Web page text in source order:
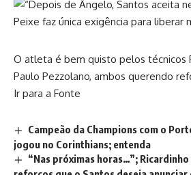
O atleta é bem quisto pelos técnicos
Paulo Pezzolano, ambos querendo
Ir para a Fonte
Campeão da Champions com o
jogou no Corinthians; entenda
“Nas próximas horas…”;